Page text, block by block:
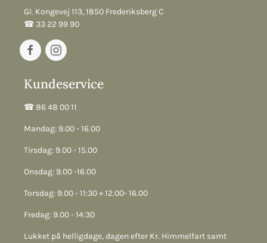
Gl. Kongevej 113, 1850 Frederiksberg C
☎︎ 33 22 99 90
Kundeservice
☎︎ 86 48 00 11
Mandag: 9.00 - 16.00
Tirsdag: 9.00 - 15.00
Onsdag: 9.00 -16.00
Torsdag: 9.00 - 11:30 + 12.00- 16.00
Fredag: 9.00 - 14:30
Lukket på helligdage, dagen efter Kr. Himmelfart samt